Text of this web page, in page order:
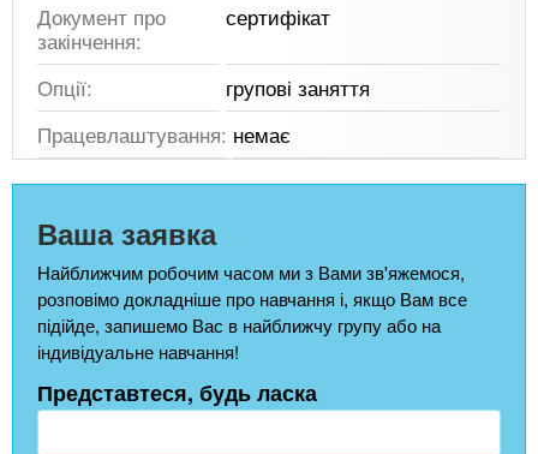
Документ про
закінчення:
сертифікат
Опції:
групові заняття
Працевлаштування: немає
Ваша заявка
Найближчим робочим часом ми з Вами зв'яжемося,
розповімо докладніше про навчання і, якщо Вам все
підійде, запишемо Вас в найближчу групу або на
індивідуальне навчання!
Представтеся, будь ласка